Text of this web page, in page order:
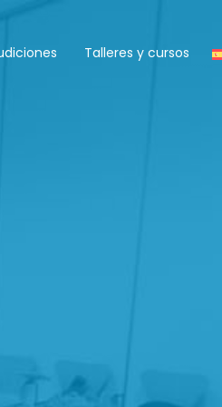
Talleres y cursos